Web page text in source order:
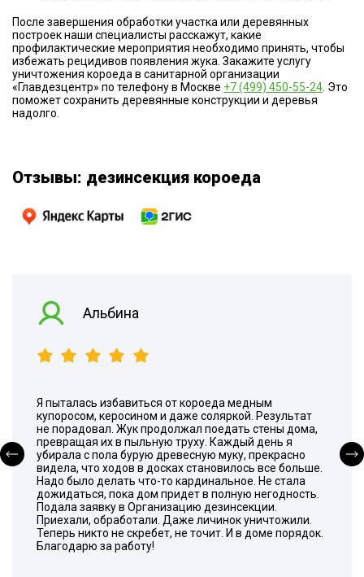
После завершения обработки участка или деревянных
построек наши специалисты расскажут, какие
профилактические мероприятия необходимо принять, чтобы
избежать рецидивов появления жука. Закажите услугу
уничтожения короеда в санитарной организации
«Главдезцентр» по телефону в Москве +7 (499) 450-55-24 . Это
поможет сохранить деревянные конструкции и деревья
надолго.
Отзывы: дезинсекция короеда
Альбина
Я пыталась избавиться от короеда медным
купоросом, керосином и даже соляркой. Результат
не порадовал. Жук продолжал поедать стены дома,
превращая их в пыльную труху. Каждый день я
убирала с пола бурую древесную муку, прекрасно
видела, что ходов в досках становилось все больше.
Надо было делать что-то кардинальное. Не стала
дожидаться, пока дом придет в полную негодность.
Подала заявку в Организацию дезинсекции.
Приехали, обработали. Даже личинок уничтожили.
Теперь никто не скребет, не точит. И в доме порядок.
Благодарю за работу!